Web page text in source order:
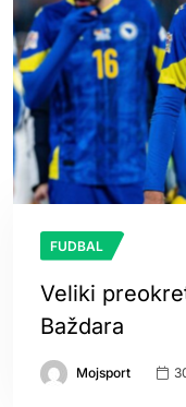
FUDBAL
Veliki
Baždara
Mojsport